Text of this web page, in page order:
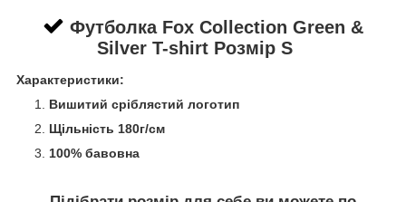
Футболка Fox Collection Green &
Silver T-shirt Розмір S
Характеристики:
Вишитий сріблястий логотип
Щільність 180г/см
100% бавовна